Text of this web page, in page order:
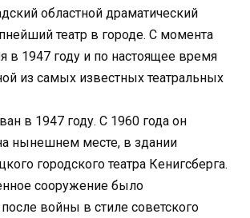
областной драматический
театр в городе. С момента
в 1947 году и по настоящее время
из самых известных театральных
в 1947 году. С 1960 года он
нынешнем месте, в здании
городского театра Кенигсберга.
сооружение было
войны в стиле советского